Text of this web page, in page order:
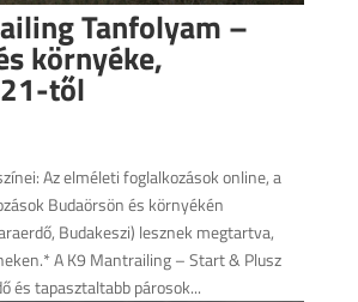
Tanfolyam –
környéke,
től
Az elméleti foglalkozások online, a
Budaörsön és környékén
Budakeszi) lesznek megtartva,
A K9 Mantrailing – Start & Plusz
és tapasztaltabb párosok...